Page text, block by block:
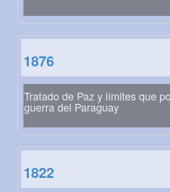
1876
Tratado de Paz y límites que
guerra del Paraguay
1822